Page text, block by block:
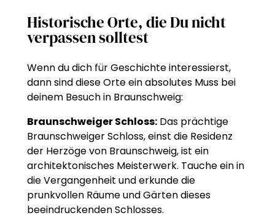
Historische Orte, die Du nicht
verpassen solltest
Wenn du dich für Geschichte interessierst,
dann sind diese Orte ein absolutes Muss bei
deinem Besuch in Braunschweig:
Braunschweiger Schloss:Das prächtige
Braunschweiger Schloss, einst die Residenz
der Herzöge von Braunschweig, ist ein
architektonisches Meisterwerk. Tauche ein in
die Vergangenheit und erkunde die
prunkvollen Räume und Gärten dieses
beeindruckenden Schlosses.